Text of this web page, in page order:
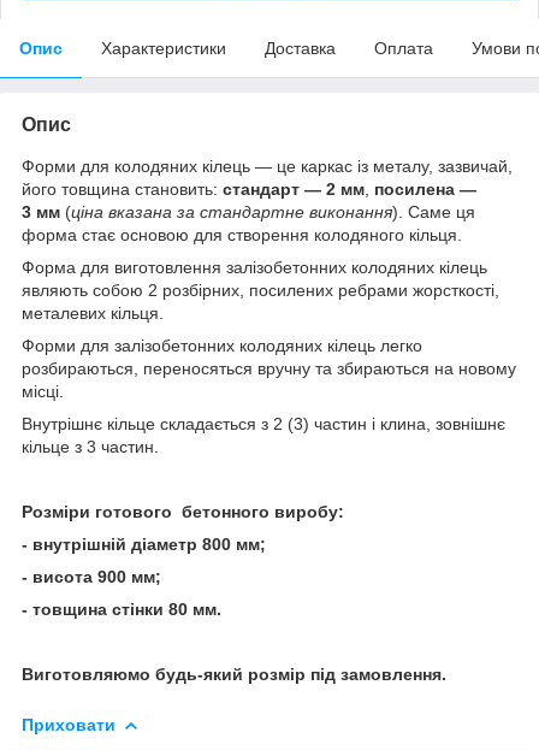
Опис Характеристики Доставка Оплата Умови
Опис
Форми для колодяних кілець — це каркас із металу, зазвичай,
його товщина становить: стандарт — 2 мм посилена —
3 мм (ціна вказана за стандартне виконання). Саме ця
форма стає основою для створення колодяного кільця.
Форма для виготовлення залізобетонних колодяних кілець
являють собою 2 розбірних, посилених ребрами жорсткості,
металевих кільця.
Форми для залізобетонних колодяних кілець легко
розбираються, переносяться вручну та збираються на новому
місці.
Внутрішнє кільце складається з 2 (3) частин і клина, зовнішнє
кільце з 3 частин.
Розміри готового бетонного виробу:
- внутрішній діаметр 800 мм;
- висота 900 мм;
- товщина стінки 80 мм.
Виготовляюмо будь-який розмір під замовлення.
Приховати